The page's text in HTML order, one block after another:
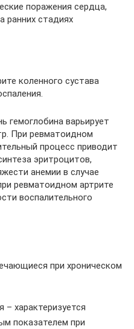
поражения сердца,
ранних стадиях
коленного сустава
гемоглобина варьирует
При ревматоидном
процесс приводит
эритроцитов,
анемии в случае
ревматоидном артрите
воспалительного
при хроническом
характеризуется
показателем при